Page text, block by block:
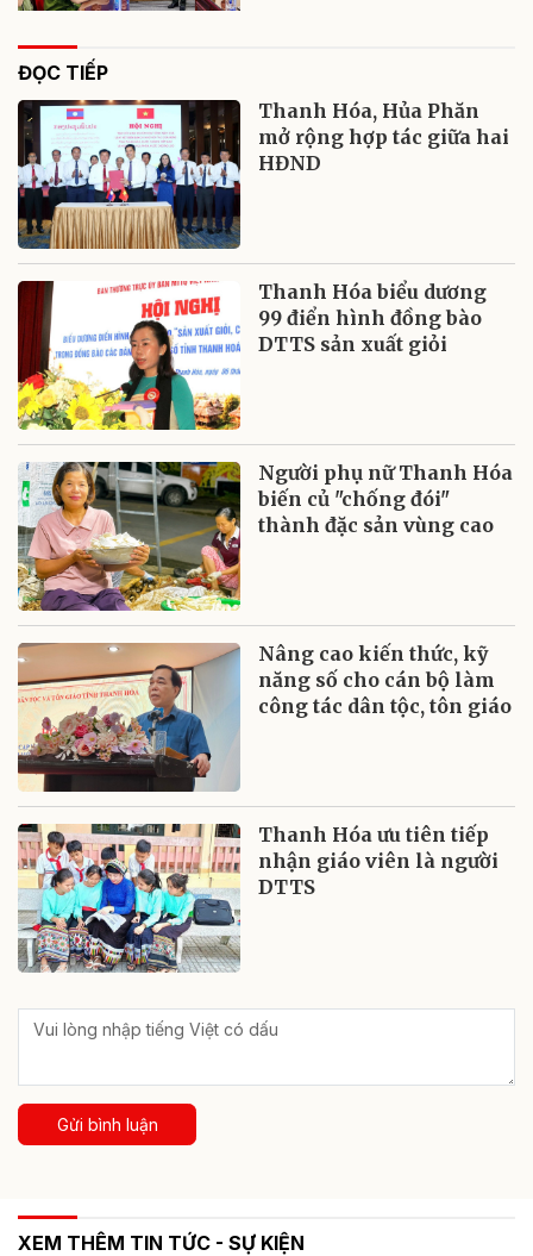
ĐỌC TIẾP
Thanh Hóa, Hủa Phăn
mở rộng hợp tác giữa hai
HĐND
Thanh Hóa biểu dương
99 điển hình đồng bào
DTTS sản xuất giỏi
Người phụ nữ Thanh Hóa
biến củ "chống đói"
thành đặc sản vùng cao
Nâng cao kiến thức, kỹ
năng số cho cán bộ làm
công tác dân tộc, tôn giáo
Thanh Hóa ưu tiên tiếp
nhận giáo viên là người
DTTS
Gửi bình luận
XEM THÊM TIN TỨC - SỰ KIỆN